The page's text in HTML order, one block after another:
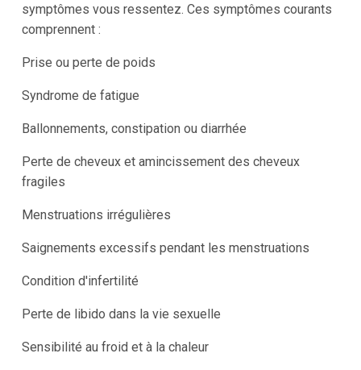
symptômes vous ressentez. Ces symptômes courants
comprennent :
Prise ou perte de poids
Syndrome de fatigue
Ballonnements, constipation ou diarrhée
Perte de cheveux et amincissement des cheveux
fragiles
Menstruations irrégulières
Saignements excessifs pendant les menstruations
Condition d'infertilité
Perte de libido dans la vie sexuelle
Sensibilité au froid et à la chaleur